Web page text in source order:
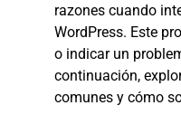
razones cuando
WordPress. Este
o indicar un
continuación,
comunes y cómo